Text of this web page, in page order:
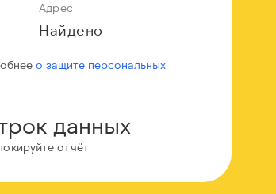
Адрес
Найдено
о защите персональных
данных
отчёт